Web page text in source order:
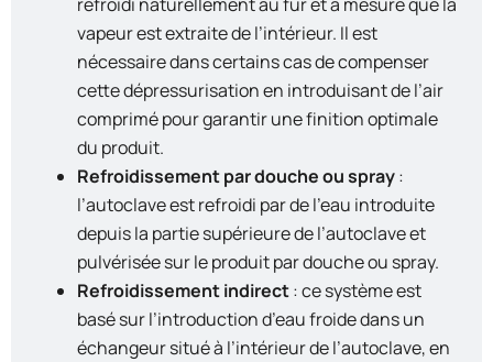
vapeur est extraite de l’intérieur. Il est
nécessaire dans certains cas de compenser
cette dépressurisation en introduisant de l’air
comprimé pour garantir une finition optimale
du produit.
Refroidissement par douche ou spray:
l’autoclave est refroidi par de l’eau introduite
depuis la partie supérieure de l’autoclave et
pulvérisée sur le produit par douche ou spray.
Refroidissement indirect: ce système est
basé sur l’introduction d’eau froide dans un
échangeur situé à l’intérieur de l’autoclave, en